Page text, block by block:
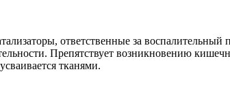
ответственные за
Препятствует возникновению
тканями.